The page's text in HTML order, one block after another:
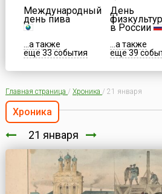
Международный
день пива
...а также
еще 33 события
День
в России
...а также
еще 39
Главная страница / Хроника / 21 января
Хроника
21 января